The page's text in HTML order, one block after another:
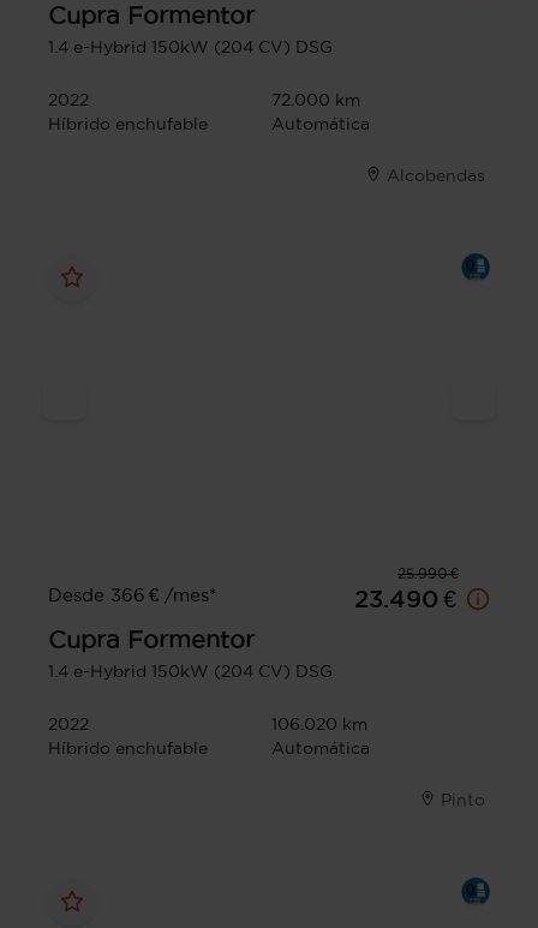
Cupra Formentor
1.4 e-Hybrid 150kW (204 CV) DSG
2022
72.000 km
Híbrido enchufable
Automática
Alcobendas
25.990 €
Desde 366 € /mes*
23.490 €
Cupra Formentor
1.4 e-Hybrid 150kW (204 CV) DSG
2022
106.020 km
Híbrido enchufable
Automática
Pinto